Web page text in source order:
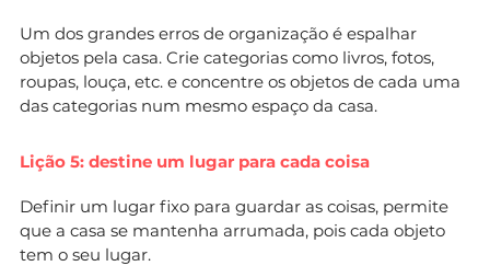
Um dos grandes erros de organização é espalhar
objetos pela casa. Crie categorias como livros, fotos,
roupas, louça, etc. e concentre os objetos de cada uma
das categorias num mesmo espaço da casa.
Lição 5: destine um lugar para cada coisa
Definir um lugar fixo para guardar as coisas, permite
que a casa se mantenha arrumada, pois cada objeto
tem o seu lugar.